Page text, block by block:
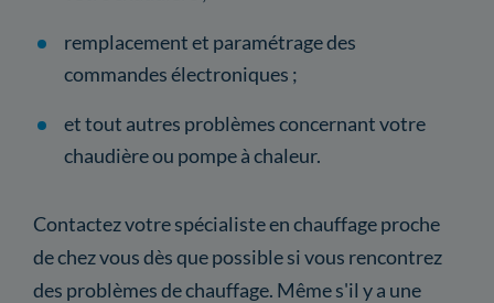
remplacement et paramétrage des
commandes électroniques ;
et tout autres problèmes concernant votre
chaudière ou pompe à chaleur.
Contactez votre spécialiste en chauffage proche
de chez vous dès que possible si vous rencontrez
des problèmes de chauffage. Même s'il y a une